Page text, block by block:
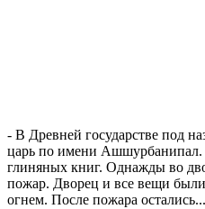
- В Древней государстве под
царь по имени Ашшурбанипал.
глиняных книг. Однажды во
пожар. Дворец и все вещи
огнем. После пожара